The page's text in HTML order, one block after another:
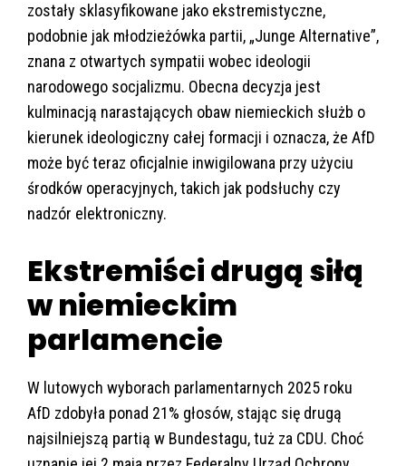
zostały sklasyfikowane jako ekstremistyczne,
podobnie jak młodzieżówka partii, „Junge Alternative”,
znana z otwartych sympatii wobec ideologii
narodowego socjalizmu. Obecna decyzja jest
kulminacją narastających obaw niemieckich służb o
kierunek ideologiczny całej formacji i oznacza, że AfD
może być teraz oficjalnie inwigilowana przy użyciu
środków operacyjnych, takich jak podsłuchy czy
nadzór elektroniczny.
Ekstremiści drugą siłą
w niemieckim
parlamencie
W lutowych wyborach parlamentarnych 2025 roku
AfD zdobyła ponad 21% głosów, stając się drugą
najsilniejszą partią w Bundestagu, tuż za CDU. Choć